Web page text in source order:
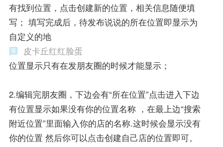
有找到位置，点击创建新的位置，相关信息随便填
写； 填写完成后，待发布说说的所在位置即显示为
自定义的地
皮卡丘红红脸蛋
位置显示只有在发朋友圈的时候才能显示；
2.编辑完朋友圈，下边会有“所在位置”点击进入下边
有位置显示如果没有你的位置名称 ，在最上边“搜索
附近位置”里面输入你的店的名称.这时候会显示没有
你的位置 然后你可以点击创建自己店的位置即可。